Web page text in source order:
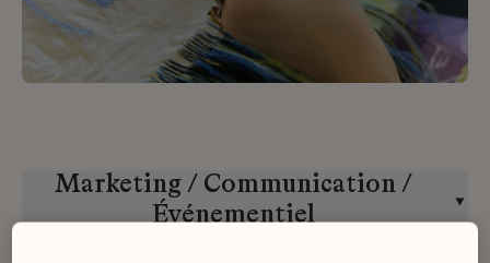
Marketing / Communication /
Événementiel